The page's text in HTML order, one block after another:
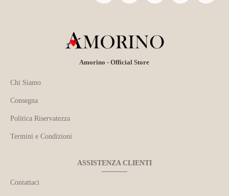
Amorino - Official Store
Chi Siamo
Consegna
Politica Riservatezza
Termini e Condizioni
ASSISTENZA CLIENTI
Contattaci